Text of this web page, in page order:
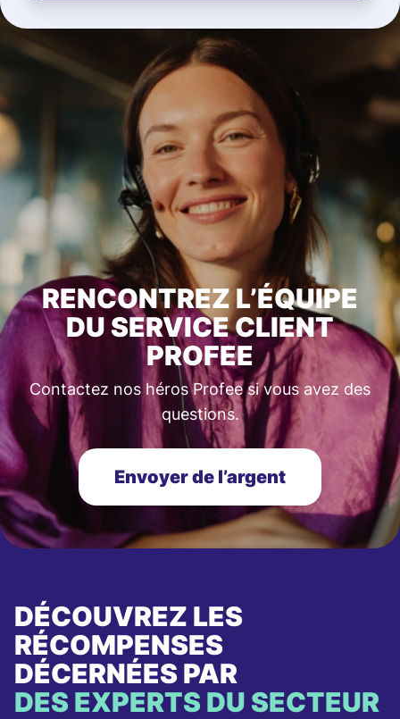
RENCONTREZ L’ÉQUIPE
DU SERVICE CLIENT
PROFEE
Contactez nos héros Profee si vous avez des
questions.
Envoyer de l’argent
DÉCOUVREZ LES
RÉCOMPENSES
DÉCERNÉES PAR
DES EXPERTS DU SECTEUR